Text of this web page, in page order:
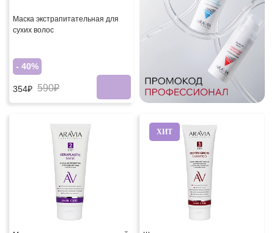
Маска экстрапитательная для
сухих волос
- 40%
354₽ 590₽
ХИТ